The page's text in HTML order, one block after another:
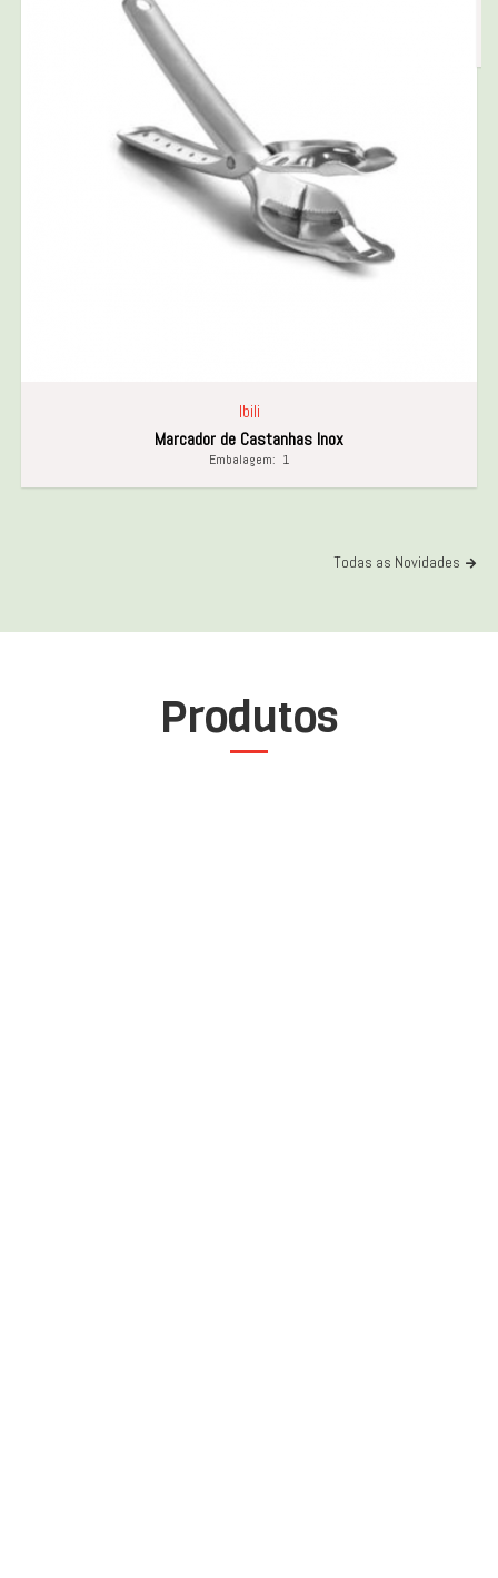
Ibili
Marcador de Castanhas Inox
Embalagem: 1
Todas as Novidades
Produtos